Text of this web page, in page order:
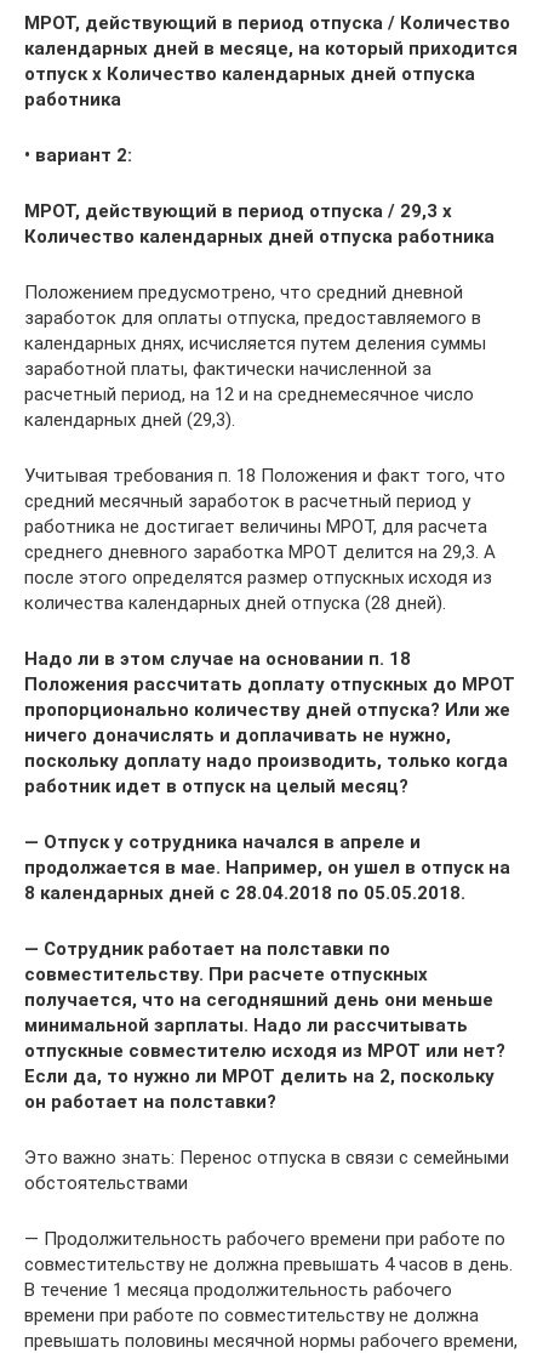
МРОТ, действующий в период отпуска / Количество
календарных дней в месяце, на который приходится
отпуск х Количество календарных дней отпуска
работника
• вариант 2:
МРОТ, действующий в период отпуска / 29,3 х
Количество календарных дней отпуска работника
Положением предусмотрено, что средний дневной
заработок для оплаты отпуска, предоставляемого в
календарных днях, исчисляется путем деления суммы
заработной платы, фактически начисленной за
расчетный период, на 12 и на среднемесячное число
календарных дней (29,3).
Учитывая требования п. 18 Положения и факт того, что
средний месячный заработок в расчетный период у
работника не достигает величины МРОТ, для расчета
среднего дневного заработка МРОТ делится на 29,3. А
после этого определятся размер отпускных исходя из
количества календарных дней отпуска (28 дней).
Надо ли в этом случае на основании п. 18
Положения рассчитать доплату отпускных до МРОТ
пропорционально количеству дней отпуска? Или же
ничего доначислять и доплачивать не нужно,
поскольку доплату надо производить, только когда
работник идет в отпуск на целый месяц?
— Отпуск у сотрудника начался в апреле и
продолжается в мае. Например, он ушел в отпуск на
8 календарных дней с 28.04.2018 по 05.05.2018.
— Сотрудник работает на полставки по
совместительству. При расчете отпускных
получается, что на сегодняшний день они меньше
минимальной зарплаты. Надо ли рассчитывать
отпускные совместителю исходя из МРОТ или нет?
Если да, то нужно ли МРОТ делить на 2, поскольку
он работает на полставки?
Это важно знать: Перенос отпуска в связи с семейными
обстоятельствами
— Продолжительность рабочего времени при работе по
совместительству не должна превышать 4 часов в день.
В течение 1 месяца продолжительность рабочего
времени при работе по совместительству не должна
превышать половины месячной нормы рабочего времени,